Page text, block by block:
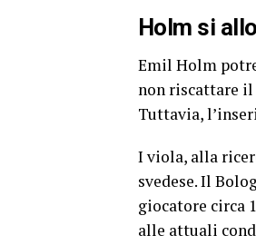
Holm si
Emil Holm
non riscattare
Tuttavia,
I viola, alla
svedese. Il
giocatore circa
alle attuali